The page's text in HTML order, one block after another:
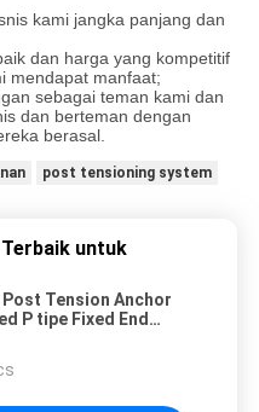
kami jangka panjang dan
dan harga yang kompetitif
mendapat manfaat;
sebagai teman kami dan
dan berteman dengan
berasal.
post tensioning system
untuk
Tension Anchor
P tipe Fixed End